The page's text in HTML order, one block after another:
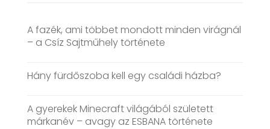
A fazék, ami többet mondott minden virágnál
– a Csíz Sajtműhely története
Hány fürdőszoba kell egy családi házba?
A gyerekek Minecraft világából született
márkanév – avagy az ESBANA története